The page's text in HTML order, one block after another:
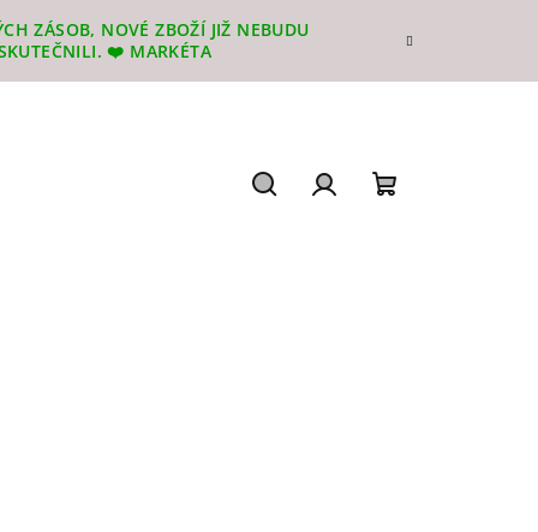
ZÁSOB, NOVÉ ZBOŽÍ JIŽ NEBUDU
❤️ MARKÉTA